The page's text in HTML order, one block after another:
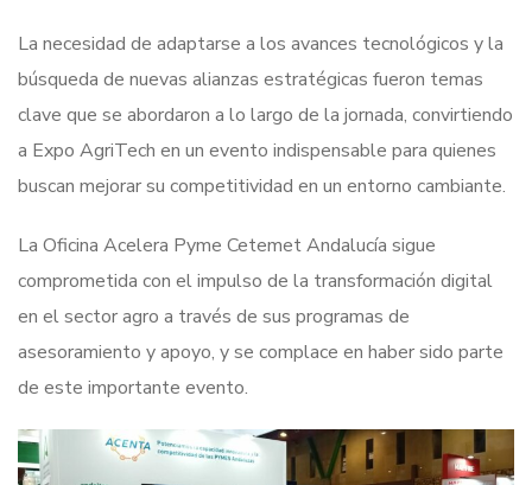
La necesidad de adaptarse a los avances tecnológicos y la
búsqueda de nuevas alianzas estratégicas fueron temas
clave que se abordaron a lo largo de la jornada, convirtiendo
a Expo AgriTech en un evento indispensable para quienes
buscan mejorar su competitividad en un entorno cambiante.
La Oficina Acelera Pyme Cetemet Andalucía sigue
comprometida con el impulso de la transformación digital
en el sector agro a través de sus programas de
asesoramiento y apoyo, y se complace en haber sido parte
de este importante evento.